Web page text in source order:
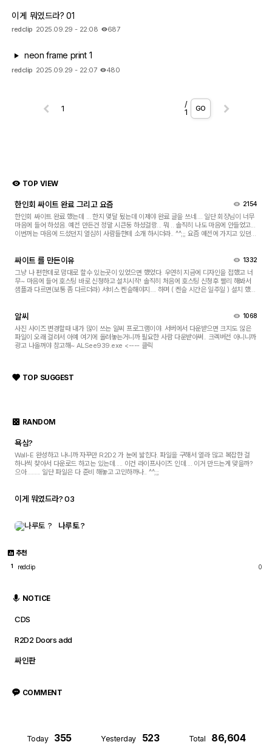
TOP VIEW
한인회 싸이트 완료 그리고 요즘 2154
한인회 싸이트 완료 했는데 ... 한지 몇달 됬는데 이제야 완료 글을 쓰네.... 일단 회장님이 너무
마음에 들어 하셨음. 예전 만든건 정말 시큰둥 하셨걸랑... 뭐 .. 솔직히 나도 마음에 안들었고...
이번꺼는 마음에 드셨던지 열심히 사람들한테 소개 하시더라.. ^^;;; 요즘 예전에 가지고 있던
싸이트 를 만든이유 1332
그냥 나 편한데로 맘대로 할수 있는곳이 있었으면 했었다. 우연히 지금에 디자인을 접했고 너
무~ 마음에 들어 호스팅 바로 신청하고 설치시작! 솔직히 처음에 호스팅 신청후 빨리 해봐서
샘플과 다르면(보통 좀 다르더라) 서비스 켄슬해야지.... 하며 ( 켄슬 시간은 일주일 ) 설치 했는
알씨 1068
사진 사이즈 변경할때 내가 많이 쓰는 알씨 프로그램이야. 서버에서 다운받으면 크지도 않은
파일이 오래 걸려서 아예 여기에 올려놓는거니까 필요한 사람 다운받아써.. 크렉버전 아니니까
광고 나올꺼야 참고해~ ALSee939.exe <---- 클릭
TOP SUGGEST
RANDOM
욕심?
Wall-E 완성하고 나니까 자꾸만 R2D2 가 눈에 밟힌다. 파일을 구해서 열라 많고 복잡한 걸
하나씩 찾아서 다운로드 하고는 있는데..... 이건 라이프사이즈 인데.... 이거 만드는게 맞을까?
으아......... 일단 파일은 다 준비 해놓고 고민하까나.. ^^;;;
이게 뭐였드라? 03
나루토 ?
추천
1 redclip 0
이게 뭐였드라? 01
redclip 2025.09.29 - 22:08 687
neon frame print 1
redclip 2025.09.29 - 22:07 480
/
1
GO
NOTICE
CDS
R2D2 Doors add
싸인판
COMMENT
Today 355 Yesterday 523 Total 86,604